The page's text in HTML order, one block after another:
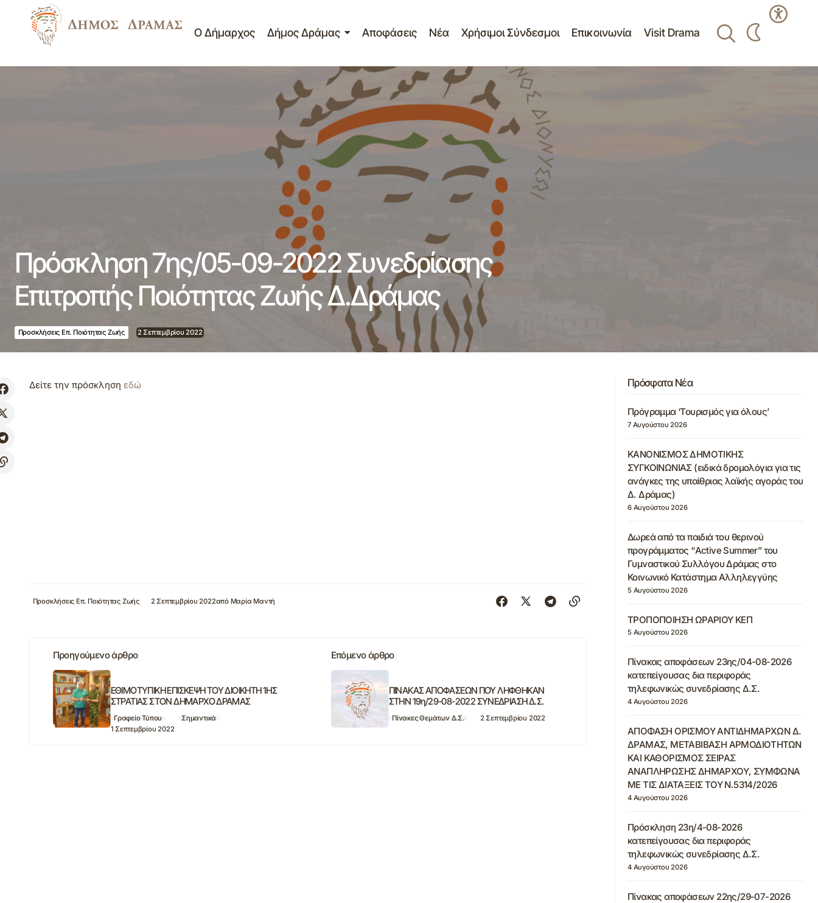
Ο Δήμαρχος Δήμος Δράμας Αποφάσεις Νέα Χρήσιμοι Σύνδεσμοι Επικοινωνία Visit Drama
Πρόσκληση 7ης/05-09-2022 Συνεδρίασης Επιτροπής Ποιότητας
Ζωής Δ.Δράμας
Πρόσκληση 7ης/05-09-2022 Συνεδρίασης
Επιτροπής Ποιότητας Ζωής Δ.Δράμας
Προσκλήσεις Επ. Ποιότητας Ζωής 2 Σεπτεμβρίου 2022
Δείτε την πρόσκληση εδώ
Προσκλήσεις Επ. Ποιότητας Ζωής 2 Σεπτεμβρίου 2022από Μαρία Μαντή
Προηγούμενο άρθρο
ΕΘΙΜΟΤΥΠΙΚΗ ΕΠΙΣΚΕΨΗ ΤΟΥ ΔΙΟΙΚΗΤΗ 1ΗΣ
ΣΤΡΑΤΙΑΣ ΣΤΟΝ ΔΗΜΑΡΧΟ ΔΡΑΜΑΣ
Γραφείο Τύπου
Σημαντικά
1 Σεπτεμβρίου 2022
Επόμενο άρθρο
ΠΙΝΑΚΑΣ ΑΠΟΦΑΣΕΩΝ ΠΟΥ ΛΗΦΘΗΚΑΝ
ΣΤΗΝ 19η/29-08-2022 ΣΥΝΕΔΡΙΑΣΗ Δ.Σ.
Πίνακες Θεμάτων Δ.Σ. 2 Σεπτεμβρίου 2022
Πρόσφατα Νέα
Πρόγραμμα ‘Τουρισμός για όλους’
7 Αυγούστου 2026
ΚΑΝΟΝΙΣΜΟΣ ΔΗΜΟΤΙΚΗΣ
ΣΥΓΚΟΙΝΩΝΙΑΣ (ειδικά δρομολόγια για τις
ανάγκες της υπαίθριας λαϊκής αγοράς του
Δ. Δράμας)
6 Αυγούστου 2026
Δωρεά από τα παιδιά του θερινού
προγράμματος “Active Summer” του
Γυμναστικού Συλλόγου Δράμας στο
Κοινωνικό Κατάστημα Αλληλεγγύης
5 Αυγούστου 2026
ΤΡΟΠΟΠΟΙΗΣΗ ΩΡΑΡΙΟΥ ΚΕΠ
5 Αυγούστου 2026
Πίνακας αποφάσεων 23ης/04-08-2026
κατεπείγουσας δια περιφοράς
τηλεφωνικώς συνεδρίασης Δ.Σ.
4 Αυγούστου 2026
ΑΠΟΦΑΣΗ ΟΡΙΣΜΟΥ ΑΝΤΙΔΗΜΑΡΧΩΝ Δ.
ΔΡΑΜΑΣ, ΜΕΤΑΒΙΒΑΣΗ ΑΡΜΟΔΙΟΤΗΤΩΝ
ΚΑΙ ΚΑΘΟΡΙΣΜΟΣ ΣΕΙΡΑΣ
ΑΝΑΠΛΗΡΩΣΗΣ ΔΗΜΑΡΧΟΥ, ΣΥΜΦΩΝΑ
ΜΕ ΤΙΣ ΔΙΑΤΑΞΕΙΣ ΤΟΥ Ν.5314/2026
4 Αυγούστου 2026
Πρόσκληση 23η/4-08-2026
κατεπείγουσας δια περιφοράς
τηλεφωνικώς συνεδρίασης Δ.Σ.
4 Αυγούστου 2026
Πίνακας αποφάσεων 22ης/29-07-2026